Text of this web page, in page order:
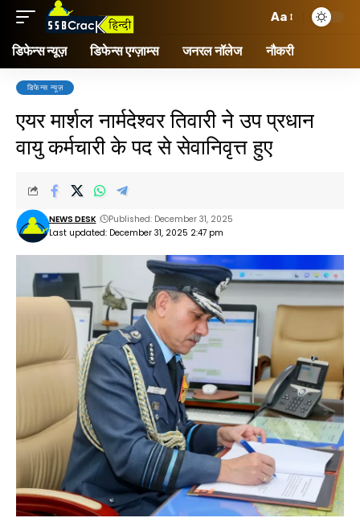
Aa
डिफेन्स न्यूज़ डिफेन्स एग्ज़ाम्स जनरल नॉलेज नौकरी
डिफेन्स न्यूज़
एयर मार्शल नार्मदेश्वर तिवारी ने उप प्रधान
वायु कर्मचारी के पद से सेवानिवृत्त हुए
Last updated: December 31, 2025 2:47 pm
NEWS DESK Published: December 31, 2025